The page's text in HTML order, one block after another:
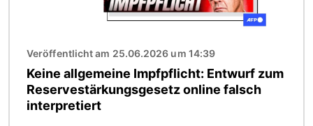
Veröffentlicht am 25.06.2026 um 14:39
Keine allgemeine Impfpflicht: Entwurf zum
Reservestärkungsgesetz online falsch
interpretiert